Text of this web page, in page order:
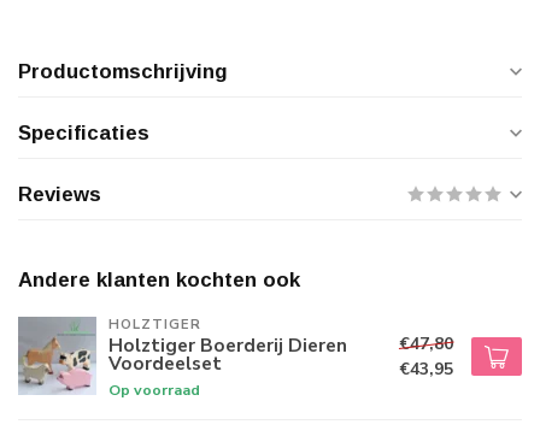
Productomschrijving
Specificaties
Reviews
Andere klanten kochten ook
HOLZTIGER
Holztiger Boerderij Dieren
Voordeelset
Op voorraad
€47,80
€43,95